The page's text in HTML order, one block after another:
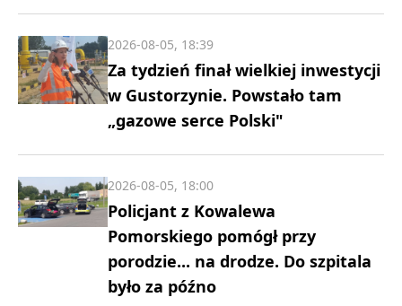
Za tydzień finał wielkiej inwestycji
w Gustorzynie. Powstało tam
„gazowe serce Polski"
2026-08-05, 18:39
Policjant z Kowalewa
Pomorskiego pomógł przy
porodzie... na drodze. Do szpitala
było za późno
2026-08-05, 18:00